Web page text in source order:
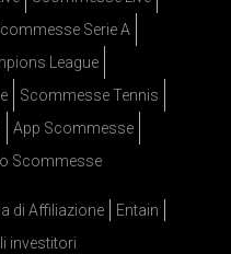
Serie A
League
Scommesse Tennis
App Scommesse
Scommesse
di Affiliazione
Entain
investitori